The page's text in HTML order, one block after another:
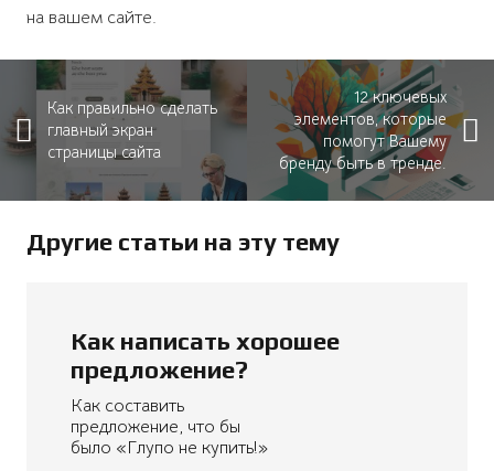
на вашем сайте.
Как правильно сделать
главный экран
страницы сайта
12 ключевых
элементов, которые
помогут Вашему
бренду быть в тренде.
Другие статьи на эту тему
Как написать хорошее
предложение?
Как составить
предложение, что бы
было «Глупо не купить!»